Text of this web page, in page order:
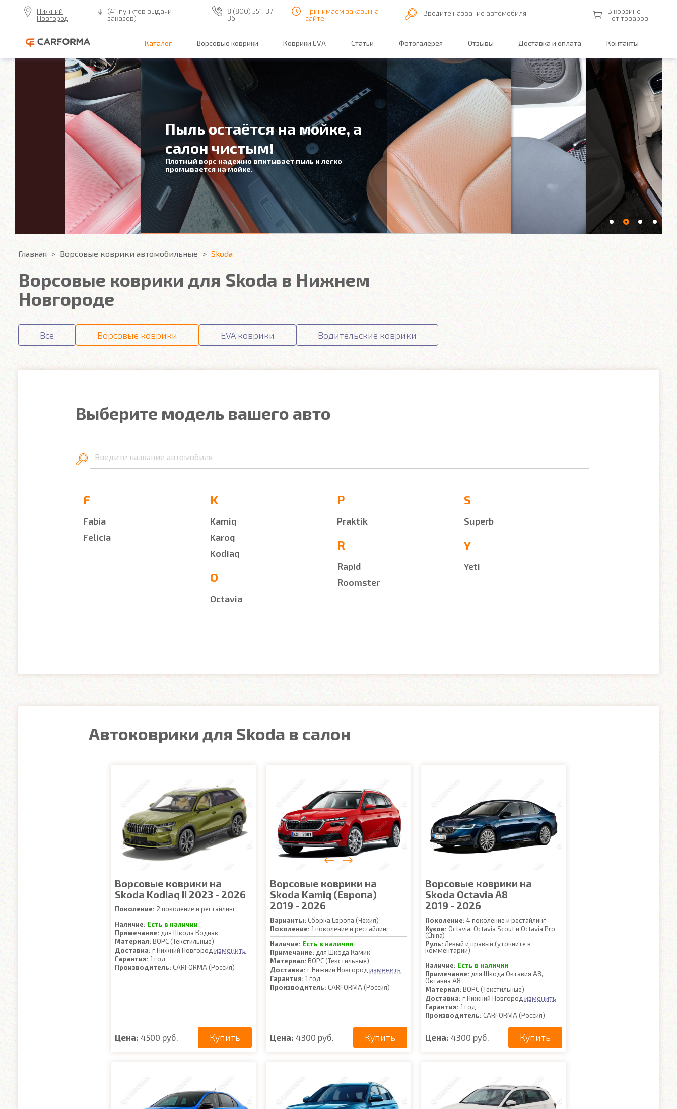
Нижний
Новгород
(41 пунктов выдачи
заказов)
8 (800) 551-37-
36
Принимаем заказы на
сайте
Введите название автомобиля
В корзине
нет товаров
Каталог Ворсовые коврики Коврики EVA Статьи Фотогалерея Отзывы Доставка и оплата Контакты
Пыль остаётся на мойке, а
салон чистым!
Плотный ворс надежно впитывает пыль и легко
промывается на мойке.
Главная Ворсовые коврики автомобильные Skoda
Ворсовые коврики для Skoda в Нижнем
Новгороде
Все Ворсовые коврики EVA коврики Водительские коврики
Выберите модель вашего авто
Введите название автомобиля
F
Fabia
Felicia
K
Kamiq
Karoq
Kodiaq
O
Octavia
P
Praktik
R
Rapid
Roomster
S
Superb
Y
Yeti
Автоковрики для Skoda в салон
Ворсовые коврики на
Skoda Kodiaq II 2023 - 2026
Поколение: 2 поколение и рестайлинг
Наличие: Есть в наличии
Примечание: для Шкода Кодиак
Материал: ВОРС (Текстильные)
Доставка: г.Нижний Новгород изменить
Гарантия: 1 год
Производитель: CARFORMA (Россия)
Цена: 4500 руб. Купить
Ворсовые коврики на
Skoda Kamiq (Европа)
2019 - 2026
Варианты: Сборка Европа (Чехия)
Поколение: 1 поколение и рестайлинг
Наличие: Есть в наличии
Примечание: для Шкода Камик
Материал: ВОРС (Текстильные)
Доставка: г.Нижний Новгород изменить
Гарантия: 1 год
Производитель: CARFORMA (Россия)
Цена: 4300 руб. Купить
Ворсовые коврики на
Skoda Octavia A8
2019 - 2026
Поколение: 4 поколение и рестайлинг
Кузов: Octavia, Octavia Scout и Octavia Pro
(China)
Руль: Левый и правый (уточните в
комментарии)
Наличие: Есть в наличии
Примечание: для Шкода Октавия А8,
Октавиа А8
Материал: ВОРС (Текстильные)
Доставка: г.Нижний Новгород изменить
Гарантия: 1 год
Производитель: CARFORMA (Россия)
Цена: 4300 руб. Купить